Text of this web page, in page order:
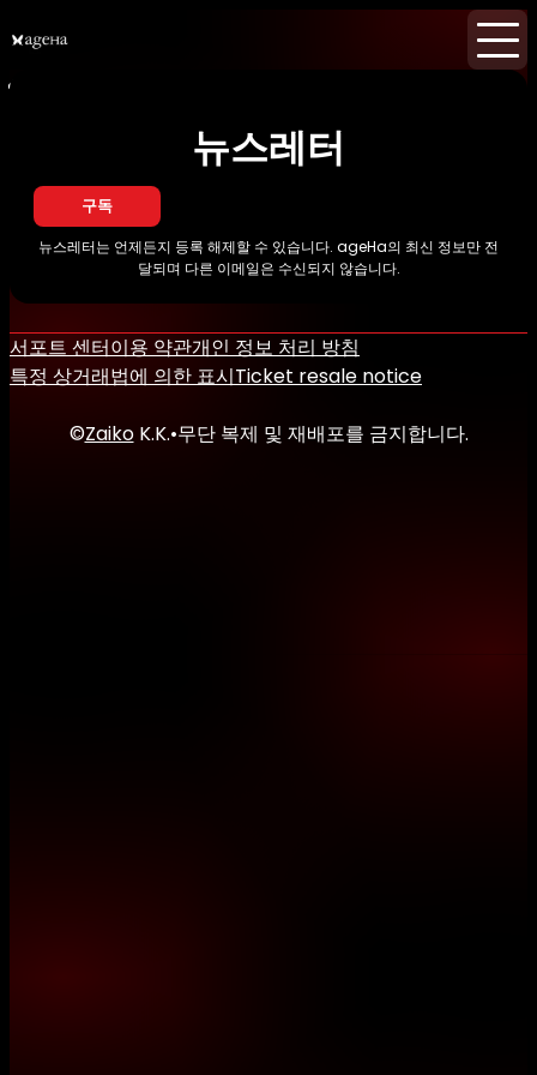
홈
뉴스레터
구독
뉴스레터는 언제든지 등록 해제할 수 있습니다. ageHa의 최신 정보만 전
달되며 다른 이메일은 수신되지 않습니다.
서포트 센터이용 약관개인 정보 처리 방침
특정 상거래법에 의한 표시Ticket resale notice
©ZaikoK.K.•무단 복제 및 재배포를 금지합니다.